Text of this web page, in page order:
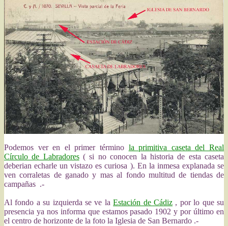
Podemos ver en el primer término la primitiva caseta del Real
Círculo de Labradores( si no conocen la historia de esta caseta
deberian echarle un vistazo es curiosa ). En la inmesa explanada se
ven corraletas de ganado y mas al fondo multitud de tiendas de
campañas .-
Al fondo a su izquierda se ve laEstación de Cádiz , por lo que su
presencia ya nos informa que estamos pasado 1902 y por último en
el centro de horizonte de la foto la Iglesia de San Bernardo .-